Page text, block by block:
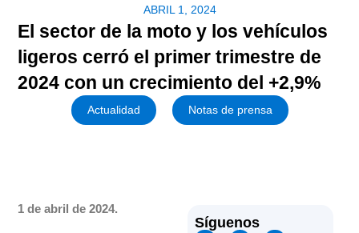
ABRIL 1, 2024
El sector de la moto y los vehículos
ligeros cerró el primer trimestre de
2024 con un crecimiento del +2,9%
Actualidad Notas de prensa
1 de abril de 2024.
Síguenos